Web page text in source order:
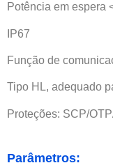
Potência em espera
IP67
Função de
Tipo HL, adequado
Proteções: SCP/
Parâmetros: